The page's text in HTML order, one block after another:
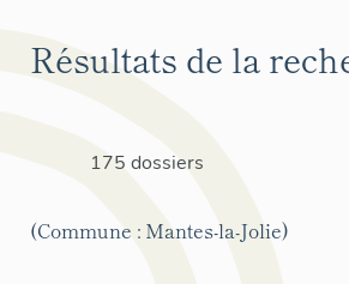
Résultats de la
175 dossiers
(Commune : Mantes-la-Jolie)